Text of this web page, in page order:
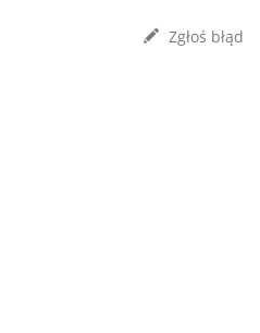
Zgłoś błąd